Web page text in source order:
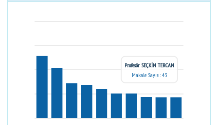
Profesör SEÇKİN TERCAN
Makale Sayısı: 43